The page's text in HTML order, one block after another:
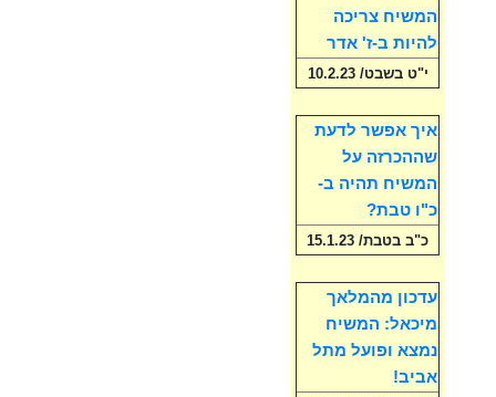
המשיח צריכה
להיות ב-ז' אדר
י"ט בשבט/ 10.2.23
איך אפשר לדעת
שההכרזה על
המשיח תהיה ב-
כ"ו טבת?
כ"ב בטבת/ 15.1.23
עדכון מהמלאך
מיכאל: המשיח
נמצא ופועל מתל
אביב!